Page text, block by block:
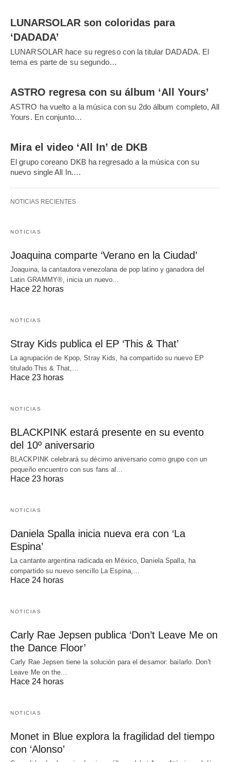
LUNARSOLAR son coloridas para
‘DADADA’
LUNARSOLAR hace su regreso con la titular DADADA. El
tema es parte de su segundo…
ASTRO regresa con su álbum ‘All Yours’
ASTRO ha vuelto a la música con su 2do álbum completo, All
Yours. En conjunto…
Mira el video ‘All In’ de DKB
El grupo coreano DKB ha regresado a la música con su
nuevo single All In.…
NOTICIAS RECIENTES
NOTICIAS
Joaquina comparte ‘Verano en la Ciudad’
Joaquina, la cantautora venezolana de pop latino y ganadora del
Latin GRAMMY®, inicia un nuevo…
Hace 22 horas
NOTICIAS
Stray Kids publica el EP ‘This & That’
La agrupación de Kpop, Stray Kids, ha compartido su nuevo EP
titulado This & That,…
Hace 23 horas
NOTICIAS
BLACKPINK estará presente en su evento
del 10º aniversario
BLACKPINK celebrará su décimo aniversario como grupo con un
pequeño encuentro con sus fans al…
Hace 23 horas
NOTICIAS
Daniela Spalla inicia nueva era con ‘La
Espina’
La cantante argentina radicada en México, Daniela Spalla, ha
compartido su nuevo sencillo La Espina,…
Hace 24 horas
NOTICIAS
Carly Rae Jepsen publica ‘Don’t Leave Me on
the Dance Floor’
Carly Rae Jepsen tiene la solución para el desamor: bailarlo. Don't
Leave Me on the…
Hace 24 horas
NOTICIAS
Monet in Blue explora la fragilidad del tiempo
con ‘Alonso’